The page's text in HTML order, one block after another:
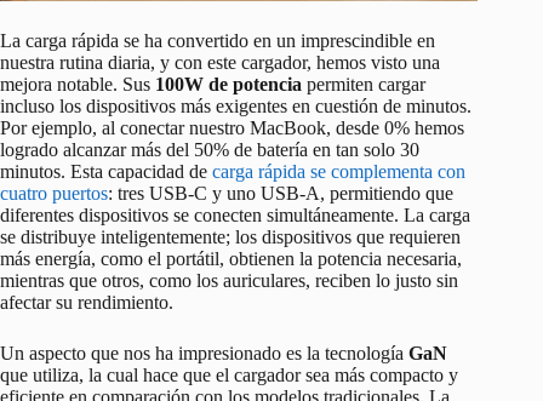
La carga rápida se ha convertido en un imprescindible en
nuestra rutina diaria, y con este cargador, hemos visto una
mejora notable. Sus 100W de potencia permiten cargar
incluso los dispositivos más exigentes en cuestión de minutos.
Por ejemplo, al conectar nuestro MacBook, desde 0% hemos
logrado alcanzar más del 50% de batería en tan solo 30
minutos. Esta capacidad de carga rápida se complementa con
cuatro puertos: tres USB-C y uno USB-A, permitiendo que
diferentes dispositivos se conecten simultáneamente. La carga
se distribuye inteligentemente; los dispositivos que requieren
más energía, como el portátil, obtienen la potencia necesaria,
mientras que otros, como los auriculares, reciben lo justo sin
afectar su rendimiento.
Un aspecto que nos ha impresionado es la tecnología GaN
que utiliza, la cual hace que el cargador sea más compacto y
eficiente en comparación con los modelos tradicionales. La